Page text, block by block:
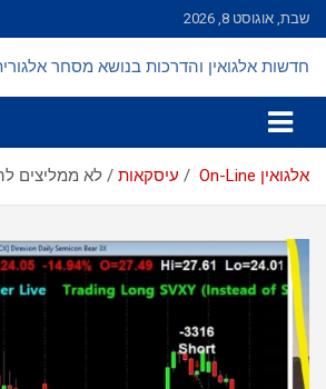
Skip
to
שבת, אוגוסט 8, 2026
חדשות אלגואין והדרכות בנושא מסחר
אלגואין On-Line עיסקאות לא ממליצים